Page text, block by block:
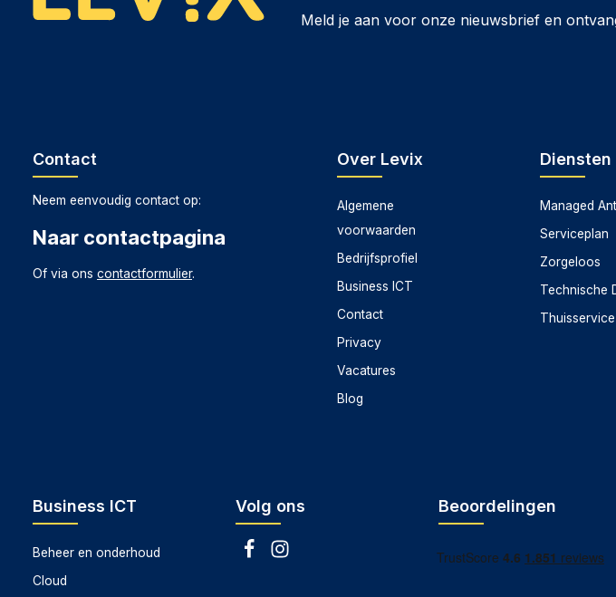
Meld je aan voor onze nieuwsbrief en
Volg ons
Contact
Neem eenvoudig contact op:
Naar contactpagina
Of via ons contactformulier.
Over Levix
Algemene
voorwaarden
Bedrijfsprofiel
Business ICT
Contact
Privacy
Vacatures
Blog
Diensten
Managed
Serviceplan
Zorgeloos
Technische
Thuisservice
Business ICT
Beheer en onderhoud
Cloud
Beoordelingen